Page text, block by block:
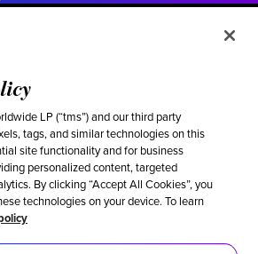
confidentialité en Californie
moderne
LP (“tms”) and our third party
tags, and similar technologies on this
site functionality and for business
personalized content, targeted
By clicking “Accept All Cookies”, you
technologies on your device. To learn